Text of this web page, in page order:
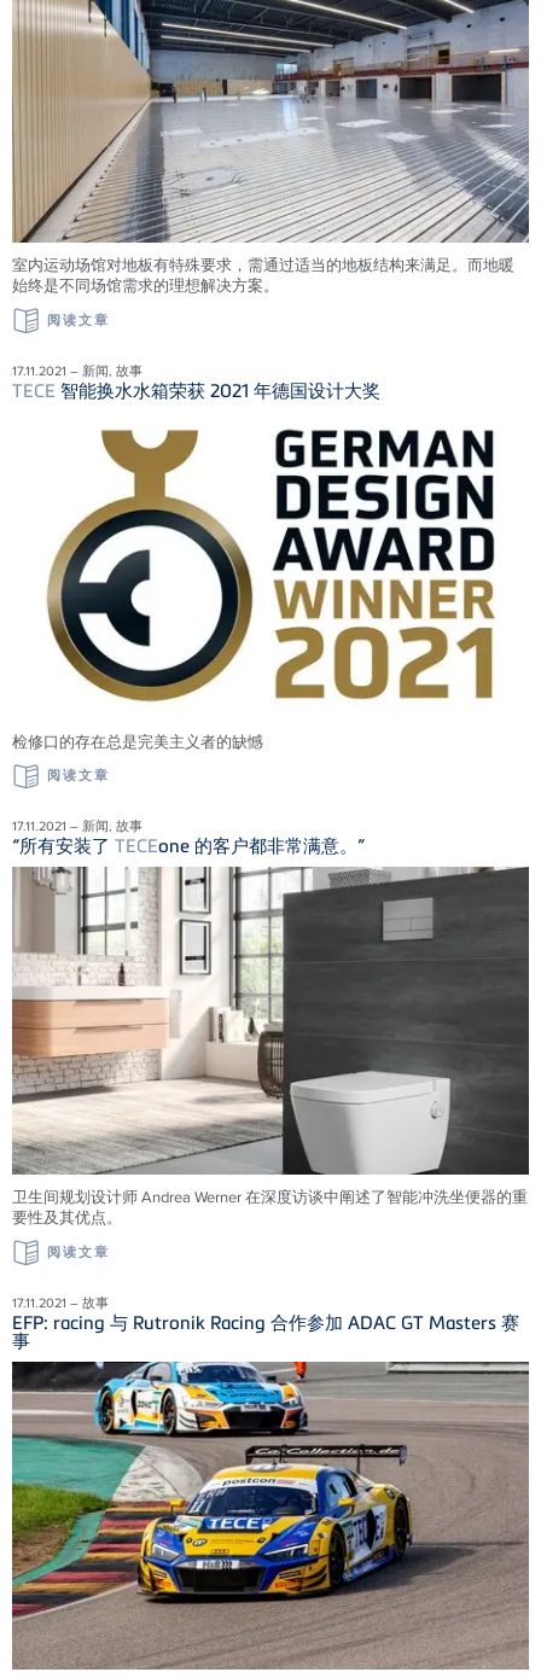
室内运动场馆对地板有特殊要求，需通过适当的地板结构来满足。而地暖
始终是不同场馆需求的理想解决方案。
阅读文章
17.11.2021 – 新闻, 故事
TECE 智能换水水箱荣获 2021 年德国设计大奖
检修口的存在总是完美主义者的缺憾
阅读文章
17.11.2021 – 新闻, 故事
“所有安装了 TECEone 的客户都非常满意。”
卫生间规划设计师 Andrea Werner 在深度访谈中阐述了智能冲洗坐便器的重
要性及其优点。
阅读文章
17.11.2021 – 故事
EFP: racing 与 Rutronik Racing 合作参加 ADAC GT Masters 赛
事